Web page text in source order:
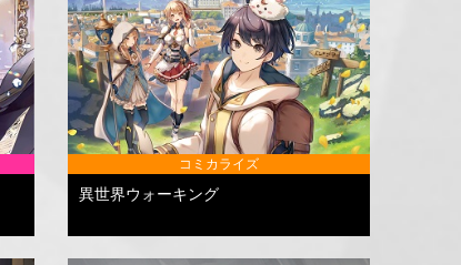
コミカライズ
異世界ウォーキング